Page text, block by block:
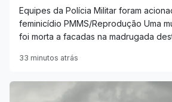
Equipes da Polícia Militar foram
feminicídio PMMS/Reprodução Uma
foi morta a facadas na madrugada
33 minutos atrás